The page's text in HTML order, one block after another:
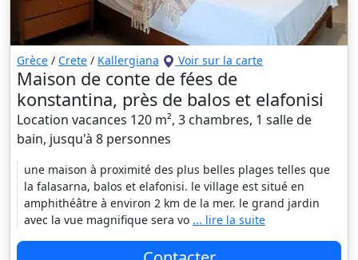
Grèce / Crete / Kallergiana Voir sur la carte
Maison de conte de fées de
konstantina, près de balos et elafonisi
Location vacances 120 m², 3 chambres, 1 salle de
bain, jusqu'à 8 personnes
une maison à proximité des plus belles plages telles que
la falasarna, balos et elafonisi. le village est situé en
amphithéâtre à environ 2 km de la mer. le grand jardin
avec la vue magnifique sera vo ... lire la suite